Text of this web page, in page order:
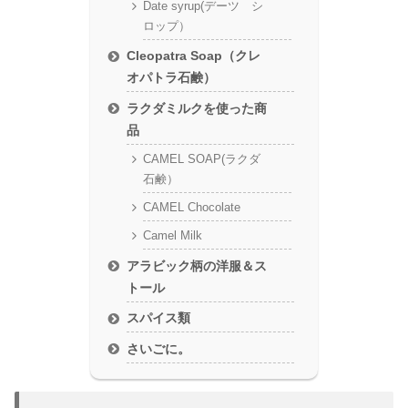
Date syrup(デーツ シ
ロップ）
Cleopatra Soap（クレ
オパトラ石鹸）
ラクダミルクを使った商
品
CAMEL SOAP(ラクダ
石鹸）
CAMEL Chocolate
Camel Milk
アラビック柄の洋服＆ス
トール
スパイス類
さいごに。